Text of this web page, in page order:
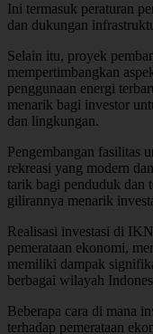
Ini termasuk peraturan
dan dukungan
Selain itu, proyek
mempertimbangkan
penggunaan energi
menarik bagi investor
dan lingkungan.
Pengembangan fasilitas
rekreasi yang modern
tarik bagi penduduk dan
gilirannya menarik
Realisasi investasi di
pemerataan ekonomi,
memiliki dampak
berbagai wilayah
Beberapa cara di mana
terhadap pemerataan